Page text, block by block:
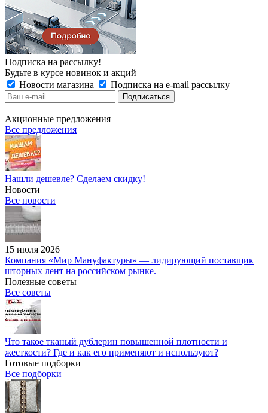
Подписка на рассылку!
Будьте в курсе новинок и акций
Новости магазина
Подписка на e-mail рассылку
Акционные предложения
Все предложения
Нашли дешевле? Сделаем скидку!
Новости
Все новости
15 июля 2026
Компания «Мир Мануфактуры» — лидирующий поставщик
шторных лент на российском рынке.
Полезные советы
Все советы
Что такое тканый дублерин повышенной плотности и
жесткости? Где и как его применяют и используют?
Готовые подборки
Все подборки